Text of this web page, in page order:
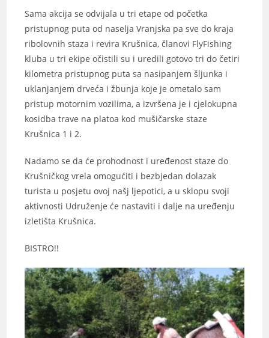
Sama akcija se odvijala u tri etape od početka
pristupnog puta od naselja Vranjska pa sve do kraja
ribolovnih staza i revira Krušnica, članovi FlyFishing
kluba u tri ekipe očistili su i uredili gotovo tri do četiri
kilometra pristupnog puta sa nasipanjem šljunka i
uklanjanjem drveća i žbunja koje je ometalo sam
pristup motornim vozilima, a izvršena je i cjelokupna
kosidba trave na platoa kod mušičarske staze
Krušnica 1 i 2.
Nadamo se da će prohodnost i uređenost staze do
Krušničkog vrela omogućiti i bezbjedan dolazak
turista u posjetu ovoj našj ljepotici, a u sklopu svoji
aktivnosti Udruženje će nastaviti i dalje na uređenju
izletišta Krušnica.
BISTRO!!